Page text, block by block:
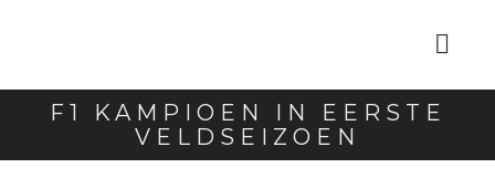
F1 KAMPIOEN IN EERSTE
VELDSEIZOEN